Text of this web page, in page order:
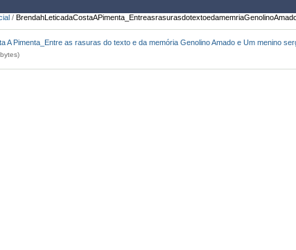
/
A Pimenta_Entre as rasuras do texto e da memória Genolino Amado e Um menino